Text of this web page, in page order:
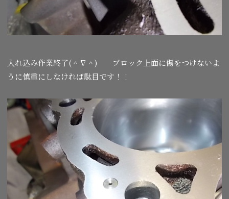
入れ込み作業終了(＾∇＾) ブロック上面に傷をつけないよ
うに慎重にしなければ駄目です！！